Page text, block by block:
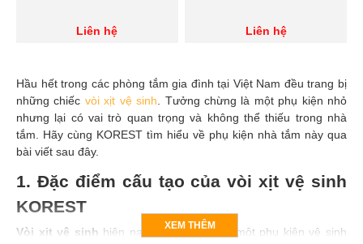
Liên hệ Liên hệ
Hầu hết trong các phòng tắm gia đình tại Việt Nam đều trang bị
những chiếc vòi xịt vệ sinh . Tưởng chừng là một phụ kiện nhỏ
nhưng lại có vai trò quan trọng và không thể thiếu trong nhà
tắm. Hãy cùng KOREST tìm hiểu về phụ kiện nhà tắm này qua
bài viết sau đây.
1. Đặc điểm cấu tạo của vòi xịt vệ sinh
KOREST
Vòi xịt vệ sinh hiện nay đang trở thành một phụ kiện vệ sinh
XEM THÊM